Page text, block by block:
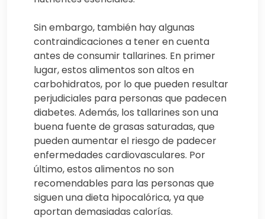
Sin embargo, también hay algunas
contraindicaciones a tener en cuenta
antes de consumir tallarines. En primer
lugar, estos alimentos son altos en
carbohidratos, por lo que pueden resultar
perjudiciales para personas que padecen
diabetes. Además, los tallarines son una
buena fuente de grasas saturadas, que
pueden aumentar el riesgo de padecer
enfermedades cardiovasculares. Por
último, estos alimentos no son
recomendables para las personas que
siguen una dieta hipocalórica, ya que
aportan demasiadas calorías.